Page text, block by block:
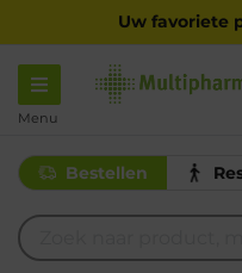
Uw favoriete
Menu
Bestellen